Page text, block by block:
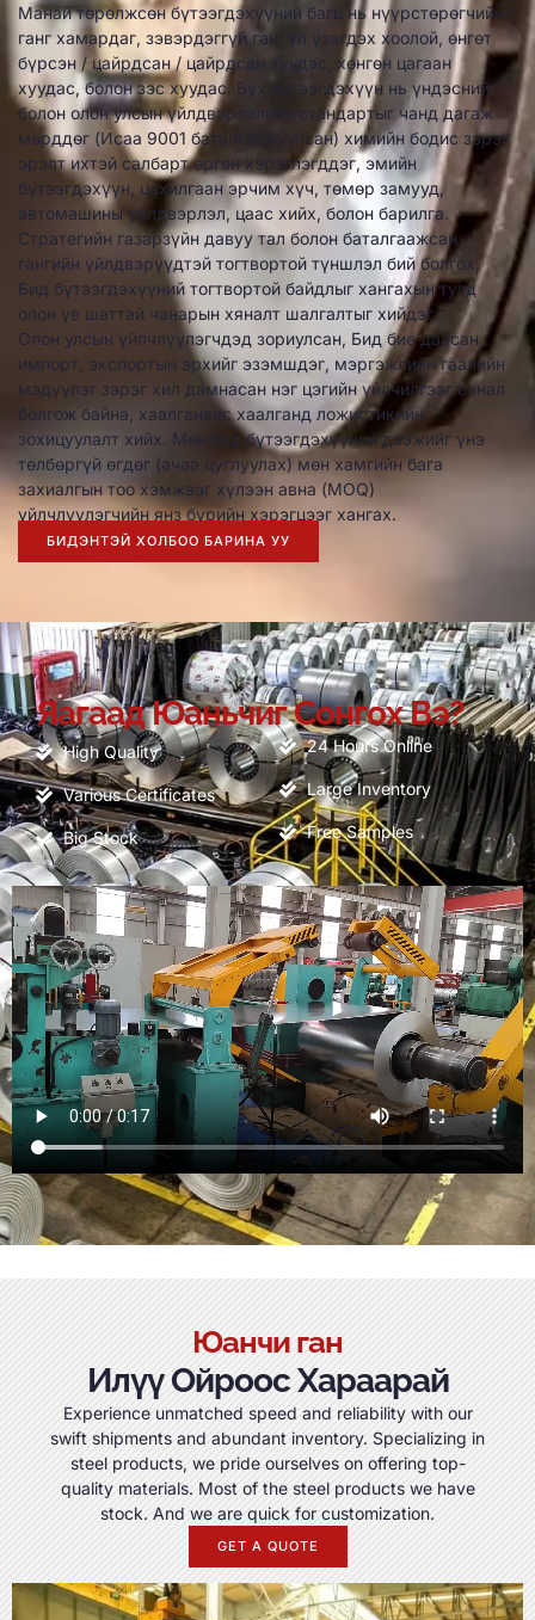
Манай төрөлжсөн бүтээгдэхүүний багц нь нүүрстөрөгчийн
ганг хамардаг, зэвэрдэггүй ган, үл үзэгдэх хоолой, өнгөт
бүрсэн / цайрдсан / цайрдсан хуудас, хөнгөн цагаан
хуудас, болон зэс хуудас. Бүх бүтээгдэхүүн нь үндэсний
болон олон улсын үйлдвэрлэлийн стандартыг чанд дагаж
мөрддөг (Исаа 9001 баталгаажуулсан) химийн бодис зэрэг
эрэлт ихтэй салбарт өргөн хэрэглэгддэг, эмийн
бүтээгдэхүүн, цахилгаан эрчим хүч, төмөр замууд,
автомашины үйлдвэрлэл, цаас хийх, болон барилга.
Стратегийн газарзүйн давуу тал болон баталгаажсан
гангийн үйлдвэрүүдтэй тогтвортой түншлэл бий болгох,
Бид бүтээгдэхүүний тогтвортой байдлыг хангахын тулд
олон үе шаттай чанарын хяналт шалгалтыг хийдэг.
Олон улсын үйлчлүүлэгчдэд зориулсан, Бид бие даасан
импорт, экспортын эрхийг эзэмшдэг, мэргэжлийн гаалийн
мэдүүлэг зэрэг хил дамнасан нэг цэгийн үйлчилгээг санал
болгож байна, хаалганаас хаалганд ложистикийн
зохицуулалт хийх. Мөн бид бүтээгдэхүүний дээжийг үнэ
төлбөргүй өгдөг (ачаа цуглуулах) мөн хамгийн бага
захиалгын тоо хэмжээг хүлээн авна (MOQ)
үйлчлүүлэгчийн янз бүрийн хэрэгцээг хангах.
БИДЭНТЭЙ ХОЛБОО БАРИНА УУ
Яагаад Юаньчиг Сонгох Вэ?
High Quality
Various Certificates
Big Stock
24Hours Online
Large Inventory
Free Samples
Юанчи ган
Илүү Ойроос Хараарай
Experience unmatched speed and reliability with our
swift shipments and abundant inventory. Specializing in
steel products, we pride ourselves on offering top-
quality materials. Most of the steel products we have
stock. And we are quick for customization.
GET A QUOTE